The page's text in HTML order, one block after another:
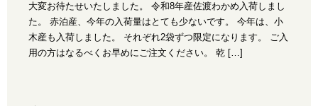
大変お待たせいたしました。 令和8年産佐渡わかめ入荷しまし
た。 赤泊産、今年の入荷量はとても少ないです。 今年は、小
木産も入荷しました。 それぞれ2袋ずつ限定になります。 ご入
用の方はなるべくお早めにご注文ください。 乾 […]